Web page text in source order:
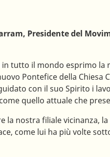
Presidente del
tutto il mondo esprimo la
Pontefice della Chiesa
con il suo Spirito i
quello attuale che
la nostra filiale vicinanza,
come lui ha più volte